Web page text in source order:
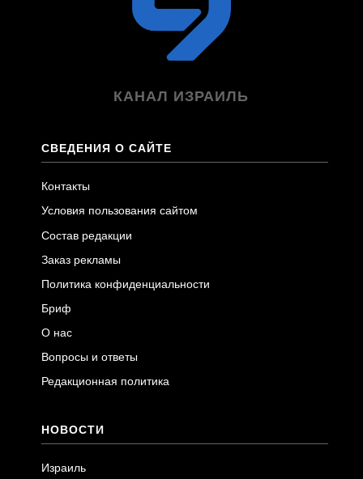
КАНАЛ ИЗРАИЛЬ
СВЕДЕНИЯ О САЙТЕ
Контакты
Условия пользования сайтом
Состав редакции
Заказ рекламы
Политика конфиденциальности
Бриф
О нас
Вопросы и ответы
Редакционная политика
НОВОСТИ
Израиль